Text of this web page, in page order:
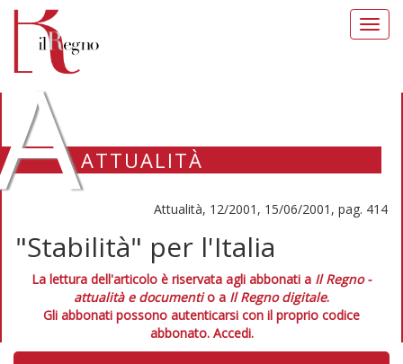
ATTUALITÀ
Attualità, 12/2001, 15/06/2001, pag. 414
"Stabilità" per l'Italia
La lettura dell'articolo è riservata agli abbonati a Il Regno -
attualità e documentio a Il Regno digitale.
Gli abbonati possono autenticarsi con il proprio codice
abbonato. Accedi.